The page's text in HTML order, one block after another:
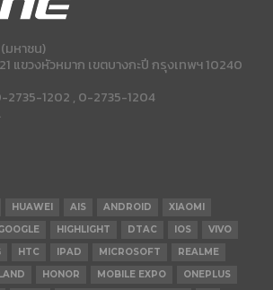
มหาชน)
แขวงหัวหมาก เขตบางกะปี กรุงเทพฯ 10240
2735-1202 , 0-2735-1204
HUAWEI AIS ANDROID
XIAOMI
HIGHLIGHT DTAC IOS
VIVO
HTC IPAD MICROSOFT
REALME
HONOR MOBILE EXPO
ONEPLUS